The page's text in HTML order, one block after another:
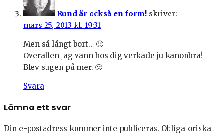
Rund är också en form! skriver:
mars 25, 2013 kl. 19:31
Men så långt bort… 🙁
Overallen jag vann hos dig verkade ju kanonbra!
Blev sugen på mer. 🙂
Svara
Lämna ett svar
Din e-postadress kommer inte publiceras. Obligatoriska